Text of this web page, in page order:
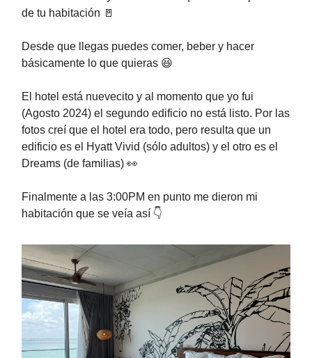
de tu habitación 🚪
Desde que llegas puedes comer, beber y hacer
básicamente lo que quieras 😆
El hotel está nuevecito y al momento que yo fui
(Agosto 2024) el segundo edificio no está listo. Por las
fotos creí que el hotel era todo, pero resulta que un
edificio es el Hyatt Vivid (sólo adultos) y el otro es el
Dreams (de familias) 👀
Finalmente a las 3:00PM en punto me dieron mi
habitación que se veía así 👇️